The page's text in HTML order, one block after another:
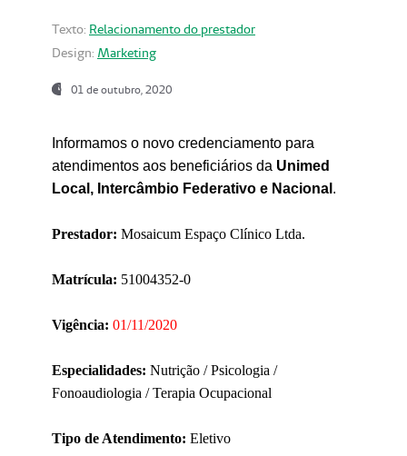
Texto: Relacionamento do prestador
Design: Marketing
01 de outubro, 2020
Informamos o novo credenciamento para
atendimentos aos beneficiários da Unimed
Local, Intercâmbio Federativo e Nacional .
Prestador: Mosaicum Espaço Clínico Ltda.
Matrícula: 51004352-0
Vigência: 01/11/2020
Especialidades: Nutrição / Psicologia /
Fonoaudiologia / Terapia Ocupacional
Tipo de Atendimento: Eletivo